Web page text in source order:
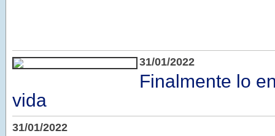
31/01/2022
Finalmente lo
vida
31/01/2022